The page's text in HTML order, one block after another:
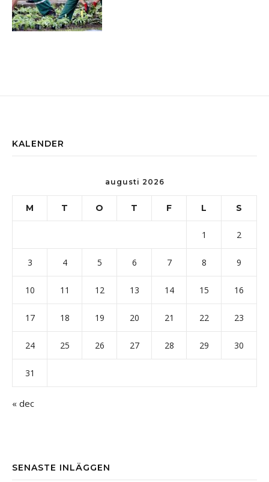
KALENDER
augusti 2026
M T O T F L S
1 2
3 4 5 6 7 8 9
10 11 12 13 14 15 16
17 18 19 20 21 22 23
24 25 26 27 28 29 30
31
« dec
SENASTE INLÄGGEN